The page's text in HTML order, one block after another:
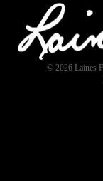
© 2026 Laines
Politique de